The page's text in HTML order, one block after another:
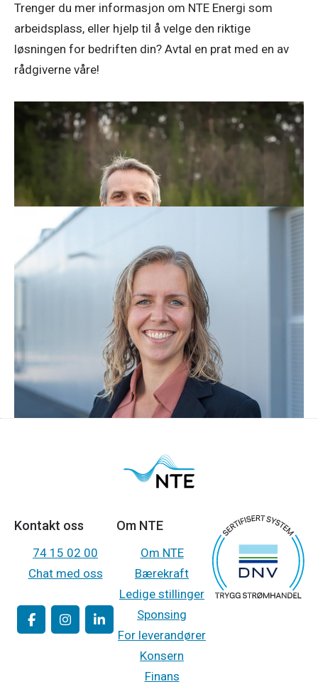
Trenger du mer informasjon om NTE Energi som
arbeidsplass, eller hjelp til å velge den riktige
løsningen for bedriften din? Avtal en prat med en av
rådgiverne våre!
Inge Forseth
Konserndirektør Energi
97 19 56 97
E-post:
inge.forseth@nte.no
Astrid Svarva
Konserndirektør Teknologi og digitalisering
Telefon: 48 16 46 67
Astrid.Svarva@nte.no
Kontakt oss
74 15 02 00
Chat med oss
Om NTE
Om NTE
Bærekraft
Ledige stillinger
Sponsing
For leverandører
Konsern
Finans